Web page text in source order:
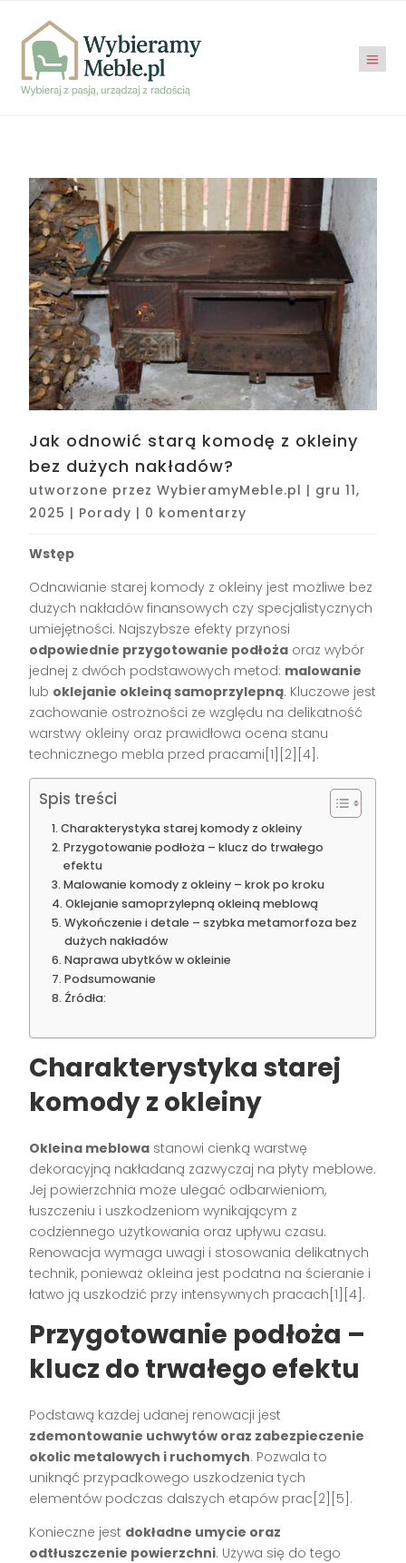
Jak odnowić starą komodę z okleiny
bez dużych nakładów?
utworzone przezWybieramyMeble.pl | gru 11,
2025 | Porady | 0 komentarzy
Wstęp
Odnawianie starej komody z okleiny jest możliwe bez
dużych nakładów finansowych czy specjalistycznych
umiejętności. Najszybsze efekty przynosi
odpowiednie przygotowanie podłoża oraz wybór
jednej z dwóch podstawowych metod: malowanie
lub oklejanie okleiną samoprzylepną. Kluczowe jest
zachowanie ostrożności ze względu na delikatność
warstwy okleiny oraz prawidłowa ocena stanu
technicznego mebla przed pracami[1][2][4].
Spis treści
Charakterystyka starej komody z okleiny
Przygotowanie podłoża – klucz do trwałego
efektu
Malowanie komody z okleiny – krok po kroku
Oklejanie samoprzylepną okleiną meblową
Wykończenie i detale – szybka metamorfoza bez
dużych nakładów
Naprawa ubytków w okleinie
Podsumowanie
Źródła:
Charakterystyka starej
komody z okleiny
Okleina meblowa stanowi cienką warstwę
dekoracyjną nakładaną zazwyczaj na płyty meblowe.
Jej powierzchnia może ulegać odbarwieniom,
łuszczeniu i uszkodzeniom wynikającym z
codziennego użytkowania oraz upływu czasu.
Renowacja wymaga uwagi i stosowania delikatnych
technik, ponieważ okleina jest podatna na ścieranie i
łatwo ją uszkodzić przy intensywnych pracach[1][4].
Przygotowanie podłoża –
klucz do trwałego efektu
Podstawą każdej udanej renowacji jest
zdemontowanie uchwytów oraz zabezpieczenie
okolic metalowych i ruchomych. Pozwala to
uniknąć przypadkowego uszkodzenia tych
elementów podczas dalszych etapów prac[2][5].
Konieczne jest dokładne umycie oraz
odtłuszczenie powierzchni. Używa się do tego